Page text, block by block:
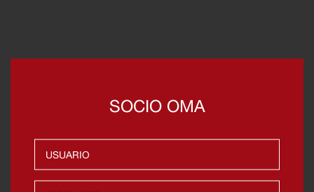
Becas Grupo Romero
SOCIO OMA